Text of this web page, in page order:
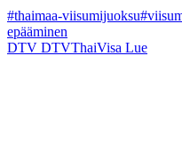
#thaimaa-viisumijuoksu
epääminen
DTV DTVThaiVisa Lue